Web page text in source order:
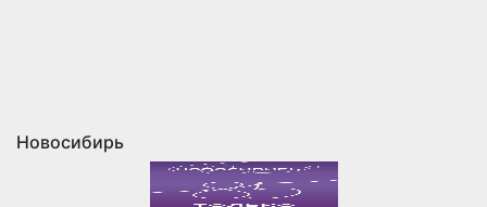
Новосибирь